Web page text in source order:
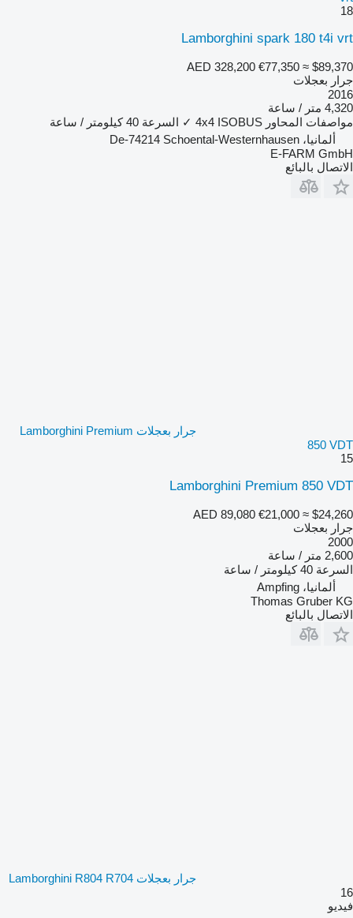
18
Lamborghini spark 180 t4i vrt
AED 328,200 €77,350 ≈ $89,370
جرار بعجلات
2016
4,320 متر / ساعة
مواصفات المحاور
4x4 ISOBUS
✓ السرعة 40 كيلومتر / ساعة
ألمانيا، De-74214 Schoental-Westernhausen
E-FARM GmbH
الاتصال بالبائع
جرار بعجلات Lamborghini Premium
850 VDT
15
Lamborghini Premium 850 VDT
AED 89,080 €21,000 ≈ $24,260
جرار بعجلات
2000
2,600 متر / ساعة
السرعة 40 كيلومتر / ساعة
ألمانيا، Ampfing
Thomas Gruber KG
الاتصال بالبائع
جرار بعجلات Lamborghini R804 R704
16
فيديو